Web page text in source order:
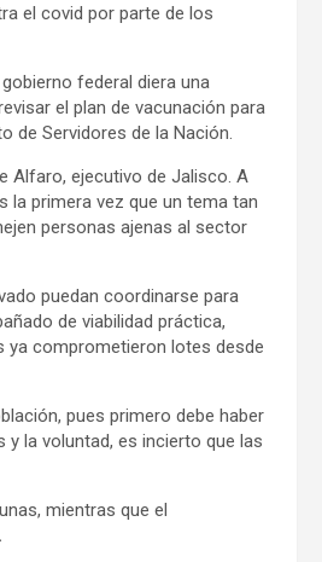
el covid por parte de los
federal diera una
el plan de vacunación para
de Servidores de la Nación.
Alfaro, ejecutivo de Jalisco. A
la primera vez que un tema tan
personas ajenas al sector
puedan coordinarse para
de viabilidad práctica,
ya comprometieron lotes desde
pues primero debe haber
la voluntad, es incierto que las
mientras que el
.